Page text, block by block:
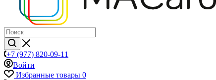
+7 (977) 820-09-11
Войти
Избранные товары 0